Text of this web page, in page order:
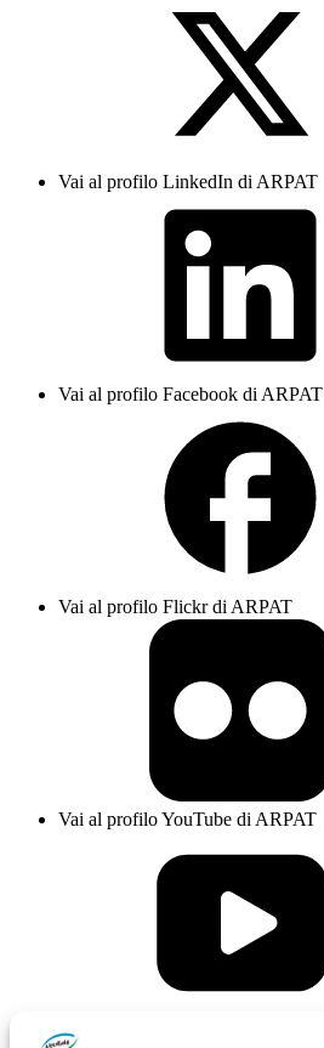
Vai al profilo LinkedIn di ARPAT
Vai al profilo Facebook di ARPAT
Vai al profilo Flickr di ARPAT
Vai al profilo YouTube di ARPAT
Vai al profilo Issuu di ARPAT